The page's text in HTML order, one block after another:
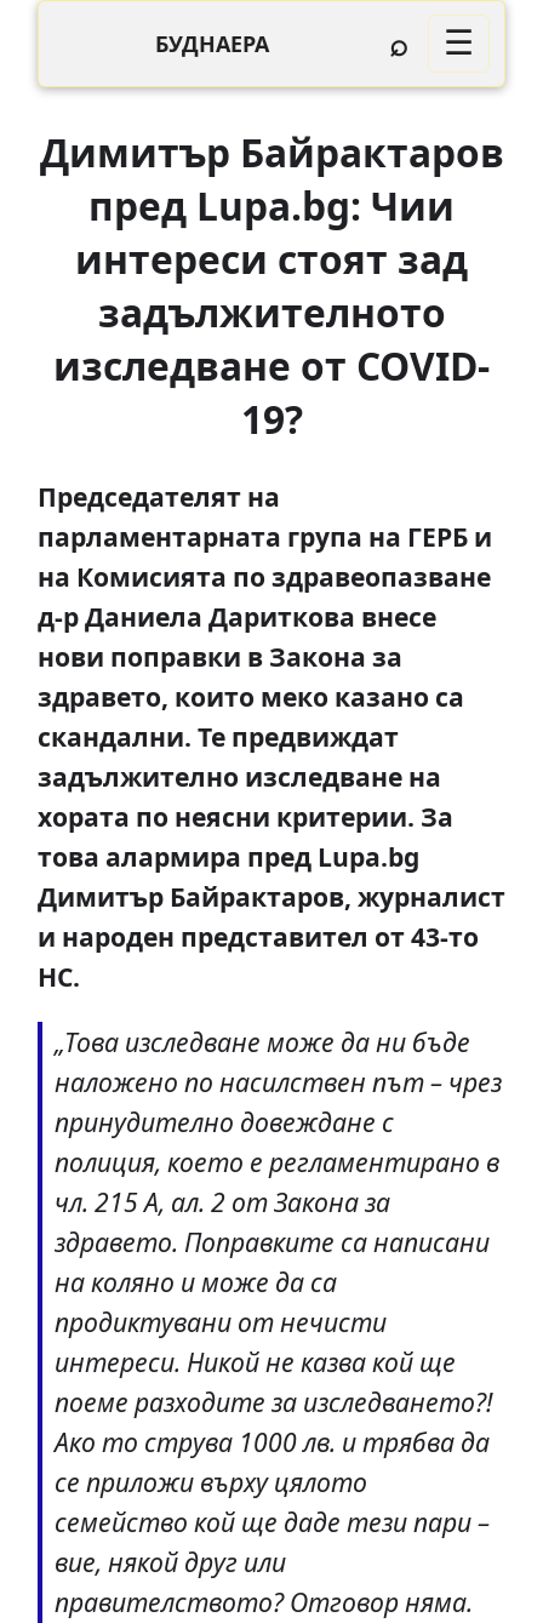
БУДНАЕРА ⌕ ☰
Димитър Байрактаров
пред Lupa.bg: Чии
интереси стоят зад
задължителното
изследване от COVID-
19?
Председателят на
парламентарната група на ГЕРБ и
на Комисията по здравеопазване
д-р Даниела Дариткова внесе
нови поправки в Закона за
здравето, които меко казано са
скандални. Те предвиждат
задължително изследване на
хората по неясни критерии. За
това алармира пред Lupa.bg
Димитър Байрактаров, журналист
и народен представител от 43-то
НС.
„Това изследване може да ни бъде
наложено по насилствен път – чрез
принудително довеждане с
полиция, което е регламентирано в
чл. 215 А, ал. 2 от Закона за
здравето. Поправките са написани
на коляно и може да са
продиктувани от нечисти
интереси. Никой не казва кой ще
поеме разходите за изследването?!
Ако то струва 1000 лв. и трябва да
се приложи върху цялото
семейство кой ще даде тези пари –
вие, някой друг или
правителството? Отговор няма.